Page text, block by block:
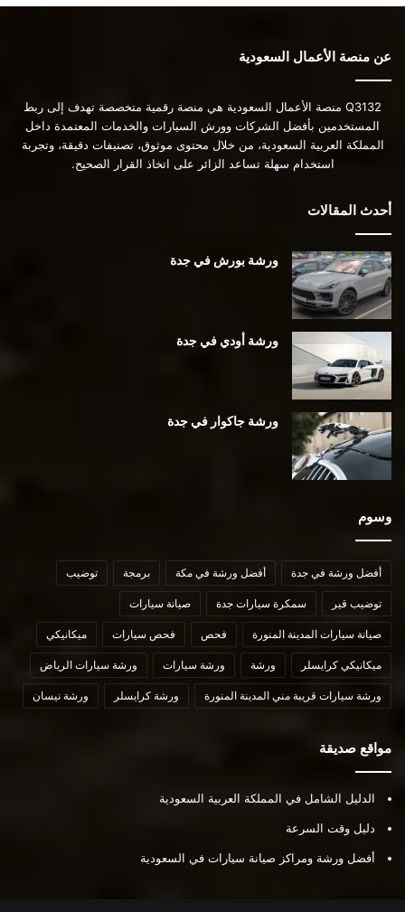
عن منصة الأعمال السعودية
Q3132 منصة الأعمال السعودية هي منصة رقمية متخصصة تهدف إلى ربط
المستخدمين بأفضل الشركات وورش السيارات والخدمات المعتمدة داخل
المملكة العربية السعودية، من خلال محتوى موثوق، تصنيفات دقيقة، وتجربة
استخدام سهلة تساعد الزائر على اتخاذ القرار الصحيح.
أحدث المقالات
ورشة بورش في جدة
ورشة أودي في جدة
ورشة جاكوار في جدة
وسوم
أفضل ورشة في جدة أفضل ورشة في مكة برمجة توضيب
توضيب قير سمكرة سيارات جدة صيانة سيارات
صيانة سيارات المدينة المنورة فحص فحص سيارات ميكانيكي
ميكانيكي كرايسلر ورشة ورشة سيارات ورشة سيارات الرياض
ورشة سيارات قريبة مني المدينة المنورة ورشة كرايسلر ورشة نيسان
مواقع صديقة
الدليل الشامل في المملكة العربية السعودية
دليل وقت السرعة
أفضل ورشة ومراكز صيانة سيارات في السعودية